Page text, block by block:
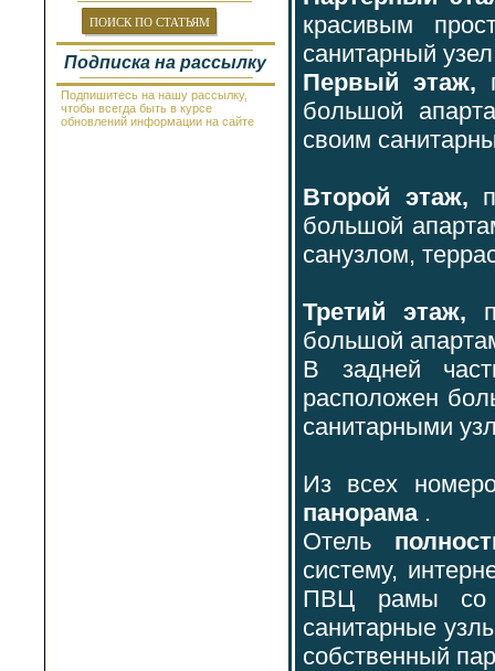
Рогачево
Руссе
Самоков
Св.Константин и Елена
Святой Влас
Синеморец
ПОИСК ПО СТАТЬЯМ
Подписка на рассылку
Подпишитесь на нашу рассылку,
чтобы всегда быть в курсе
обновлений информации на сайте
красивым
санитарный
Первый этаж,
большой
своим
Второй этаж,
большой
санузлом,
Третий этаж,
большой
В задней
расположен
санитарными
Из всех
панорама .
Отель
систему,
ПВЦ рамы со
санитарные
собственный